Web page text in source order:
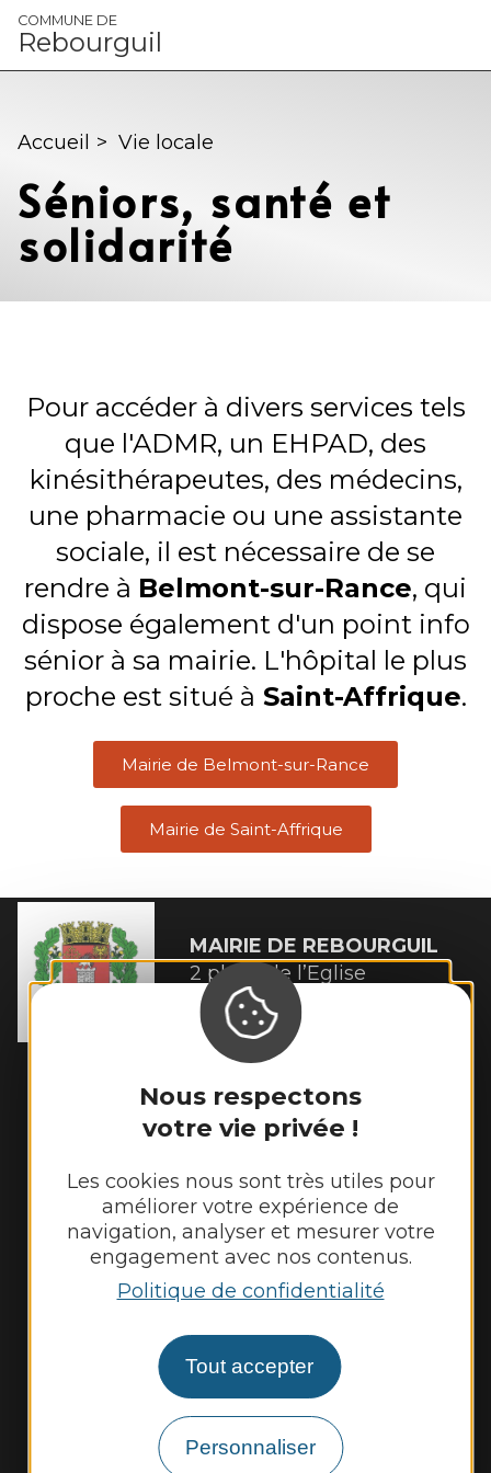
Panneau de gestion des cookies
Nous respectons
votre vie privée !
Les cookies nous sont très utiles pour
améliorer votre expérience de
navigation, analyser et mesurer votre
engagement avec nos contenus.
Politique de confidentialité
Tout accepter
Personnaliser
COMMUNE DE
Rebourguil
Accueil > Vie locale
Séniors, santé et
solidarité
Pour accéder à divers services tels
que l'ADMR, un EHPAD, des
kinésithérapeutes, des médecins,
une pharmacie ou une assistante
sociale, il est nécessaire de se
rendre à Belmont-sur-Rance, qui
dispose également d'un point info
sénior à sa mairie. L'hôpital le plus
proche est situé à Saint-Affrique.
Mairie de Belmont-sur-Rance
Mairie de Saint-Affrique
MAIRIE DE REBOURGUIL
2 place de l’Eglise
12400 Rebourguil
Tél. :05 65 99 83 11
Mardi et jeudi de 14h00 à 17h00
Vendredi de 9h00 à 12h00
Nous contacter
Météo
Découvrir
Vie municipale
Démarches, infos pratiques